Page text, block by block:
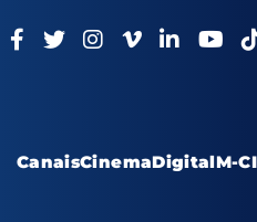
CanaisCinemaDigitalM-